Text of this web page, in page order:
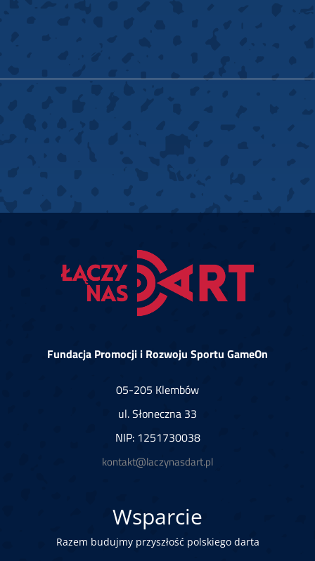
Fundacja Promocji i Rozwoju Sportu GameOn
05-205 Klembów
ul. Słoneczna 33
NIP: 1251730038
kontakt@laczynasdart.pl
Wsparcie
Razem budujmy przyszłość polskiego darta